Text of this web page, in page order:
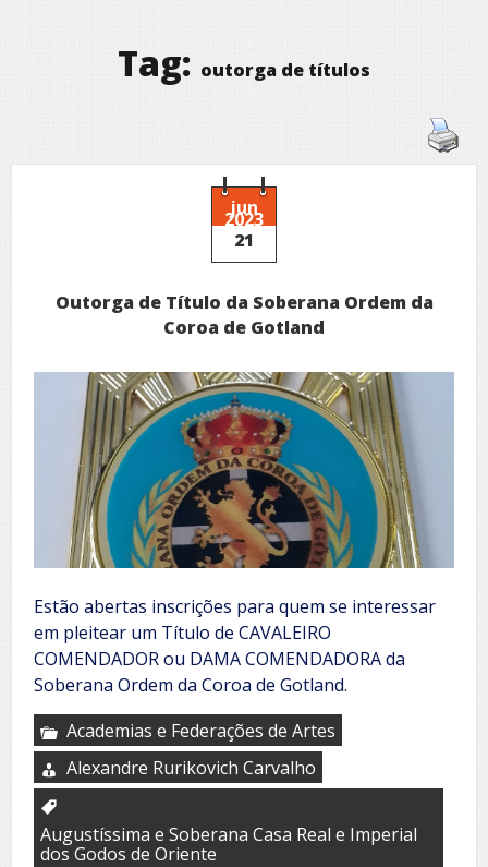
Tag: outorga de títulos
jun
2023
21
Outorga de Título da Soberana Ordem da
Coroa de Gotland
Estão abertas inscrições para quem se interessar
em pleitear um Título de CAVALEIRO
COMENDADOR ou DAMA COMENDADORA da
Soberana Ordem da Coroa de Gotland.
Academias e Federações de Artes
Alexandre Rurikovich Carvalho
Augustíssima e Soberana Casa Real e Imperial
dos Godos de Oriente